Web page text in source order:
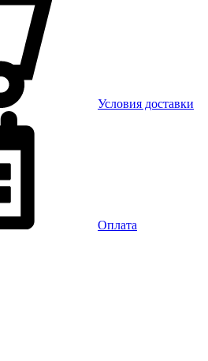
Условия доставки
Оплата